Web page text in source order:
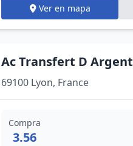
Ver en mapa
Ac Transfert D Argent
69100 Lyon, France
Compra
3.56